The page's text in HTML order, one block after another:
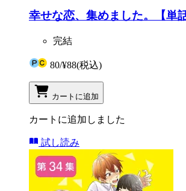
幸せな恋、集めました。【単
完結
80/¥88(税込)
カートに追加
カートに追加しました
試し読み